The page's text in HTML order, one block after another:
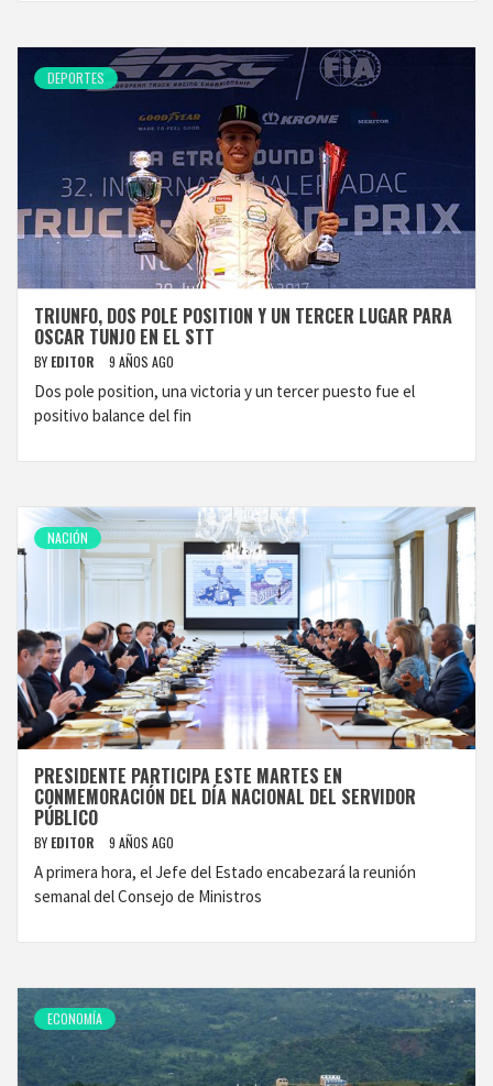
DEPORTES
TRIUNFO, DOS POLE POSITION Y UN TERCER LUGAR PARA
OSCAR TUNJO EN EL STT
BY EDITOR 9 AÑOS AGO
Dos pole position, una victoria y un tercer puesto fue el
positivo balance del fin
NACIÓN
PRESIDENTE PARTICIPA ESTE MARTES EN
CONMEMORACIÓN DEL DÍA NACIONAL DEL SERVIDOR
PÚBLICO
BY EDITOR 9 AÑOS AGO
A primera hora, el Jefe del Estado encabezará la reunión
semanal del Consejo de Ministros
ECONOMÍA